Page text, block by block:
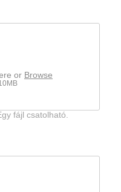
or Browse
fájl csatolható.